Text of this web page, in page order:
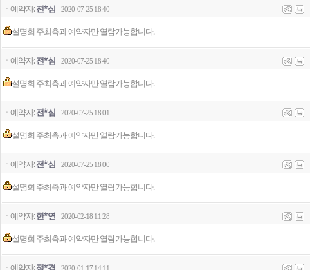
ㆍ예약자:전*심 2020-07-25 18:40
설명회 주최측과 예약자만 열람가능합니다.
ㆍ예약자:전*심 2020-07-25 18:40
설명회 주최측과 예약자만 열람가능합니다.
ㆍ예약자:전*심 2020-07-25 18:01
설명회 주최측과 예약자만 열람가능합니다.
ㆍ예약자:전*심 2020-07-25 18:00
설명회 주최측과 예약자만 열람가능합니다.
ㆍ예약자:한*연 2020-02-18 11:28
설명회 주최측과 예약자만 열람가능합니다.
ㆍ예약자:정*경 2020-01-17 14:11